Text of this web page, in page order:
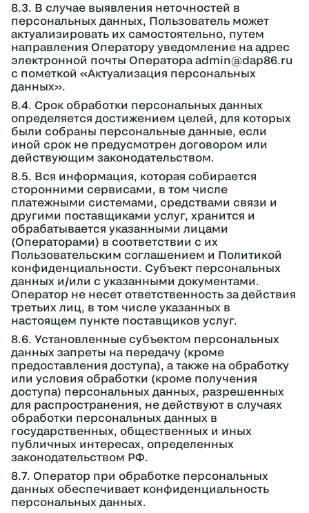
8.3. В случае выявления неточностей в
персональных данных, Пользователь может
актуализировать их самостоятельно, путем
направления Оператору уведомление на адрес
электронной почты Оператора admin@dap86.ru
с пометкой «Актуализация персональных
данных».
8.4. Срок обработки персональных данных
определяется достижением целей, для которых
были собраны персональные данные, если
иной срок не предусмотрен договором или
действующим законодательством.
8.5. Вся информация, которая собирается
сторонними сервисами, в том числе
платежными системами, средствами связи и
другими поставщиками услуг, хранится и
обрабатывается указанными лицами
(Операторами) в соответствии с их
Пользовательским соглашением и Политикой
конфиденциальности. Субъект персональных
данных и/или с указанными документами.
Оператор не несет ответственность за действия
третьих лиц, в том числе указанных в
настоящем пункте поставщиков услуг.
8.6. Установленные субъектом персональных
данных запреты на передачу (кроме
предоставления доступа), а также на обработку
или условия обработки (кроме получения
доступа) персональных данных, разрешенных
для распространения, не действуют в случаях
обработки персональных данных в
государственных, общественных и иных
публичных интересах, определенных
законодательством РФ.
8.7. Оператор при обработке персональных
данных обеспечивает конфиденциальность
персональных данных.